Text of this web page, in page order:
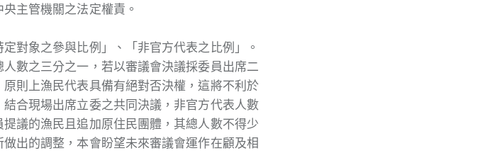
主管機關之法定權責。
對象之參與比例」、「非官方代表之比例」。
數之三分之一，若以審議會決議採委員出席二
則上漁民代表具備有絕對否決權，這將不利於
合現場出席立委之共同決議，非官方代表人數
議的漁民且追加原住民團體，其總人數不得少
出的調整，本會盼望未來審議會運作在顧及相